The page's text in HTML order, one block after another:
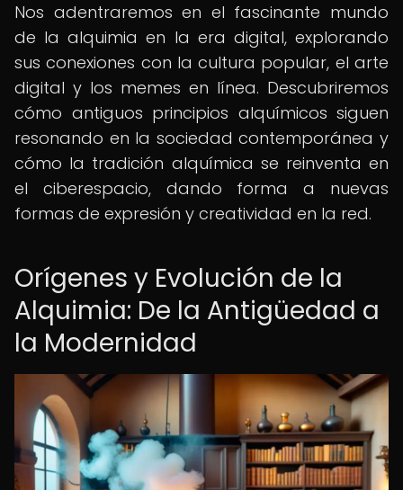
Nos adentraremos en el fascinante mundo
de la alquimia en la era digital, explorando
sus conexiones con la cultura popular, el arte
digital y los memes en línea. Descubriremos
cómo antiguos principios alquímicos siguen
resonando en la sociedad contemporánea y
cómo la tradición alquímica se reinventa en
el ciberespacio, dando forma a nuevas
formas de expresión y creatividad en la red.
Orígenes y Evolución de la
Alquimia: De la Antigüedad a
la Modernidad